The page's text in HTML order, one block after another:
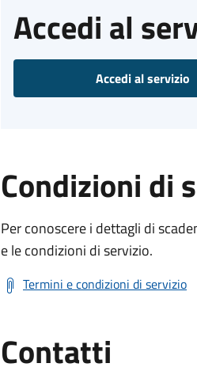
Accedi al
Accedi al servizio
Condizioni di
Per conoscere i dettagli di
e le condizioni di servizio.
Termini e condizioni di servizio
Contatti